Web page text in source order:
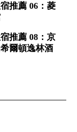
推薦 06：菱
推薦 08：京
爾頓逸林酒